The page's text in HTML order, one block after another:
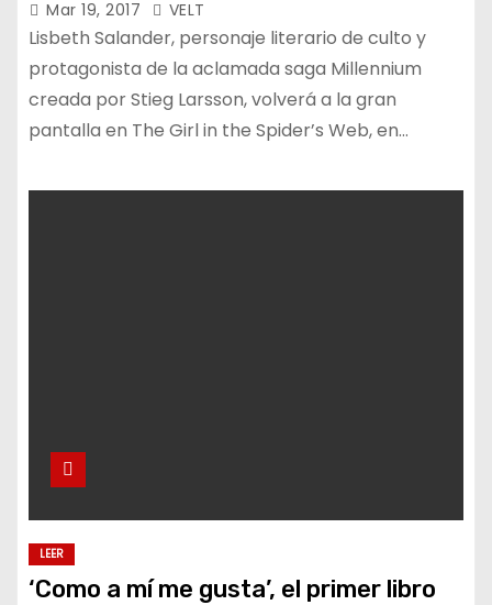
Mar 19, 2017 VELT
Lisbeth Salander, personaje literario de culto y
protagonista de la aclamada saga Millennium
creada por Stieg Larsson, volverá a la gran
pantalla en The Girl in the Spider’s Web, en…
LEER
‘Como a mí me gusta’, el primer libro